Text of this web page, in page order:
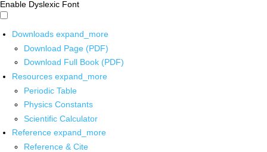
Enable Dyslexic Font
Downloads expand_more
Download Page (PDF)
Download Full Book (PDF)
Resources expand_more
Periodic Table
Physics Constants
Scientific Calculator
Reference expand_more
Reference & Cite